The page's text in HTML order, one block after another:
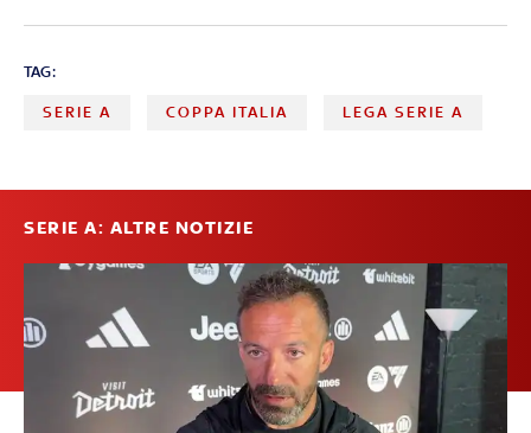
TAG:
SERIE A COPPA ITALIA LEGA SERIE A
SERIE A: ALTRE NOTIZIE